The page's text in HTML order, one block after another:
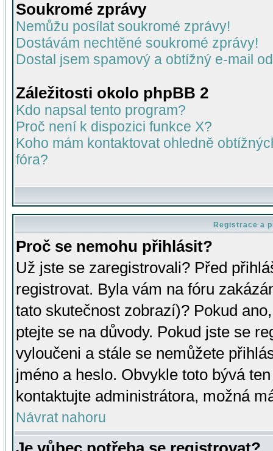
Soukromé zprávy
Nemůžu posílat soukromé zprávy!
Dostávám nechtěné soukromé zprávy!
Dostal jsem spamový a obtížný e-mail
Záležitosti okolo phpBB 2
Kdo napsal tento program?
Proč není k dispozici funkce X?
Koho mám kontaktovat ohledně
fóra?
Registrace a
Proč se nemohu přihlásit?
Už jste se zaregistrovali? Před
registrovat. Byla vám na fóru
tato skutečnost zobrazí)? Pokud
ptejte se na důvody. Pokud jste se
vyloučeni a stále se nemůžete
jméno a heslo. Obvykle toto bývá
kontaktujte administrátora, možná
Návrat nahoru